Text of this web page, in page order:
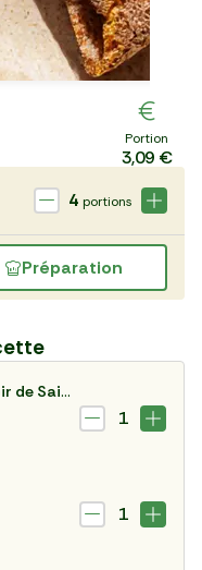
Portion
3,09 €
Préparation
4 portions
Les Galettes 100% blé noir de Saint Malo
1
1